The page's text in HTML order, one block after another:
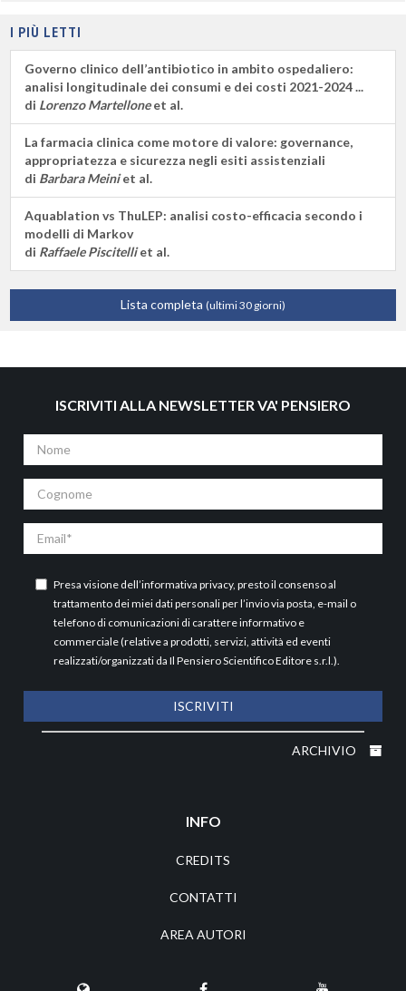
I PIÙ LETTI
Governo clinico dell’antibiotico in ambito ospedaliero:
analisi longitudinale dei consumi e dei costi 2021-2024 ...
di Lorenzo Martelloneet al.
La farmacia clinica come motore di valore: governance,
appropriatezza e sicurezza negli esiti assistenziali
di Barbara Meiniet al.
Aquablation vs ThuLEP: analisi costo-efficacia secondo i
modelli di Markov
di Raffaele Piscitelliet al.
Lista completa (ultimi 30 giorni)
ISCRIVITI ALLA NEWSLETTER VA' PENSIERO
Nome
Cognome
Email
Presa visione dell’informativa privacy, presto il consenso al
trattamento dei miei dati personali per l’invio via posta, e-mail o
telefono di comunicazioni di carattere informativo e
commerciale (relative a prodotti, servizi, attività ed eventi
realizzati/organizzati da Il Pensiero Scientifico Editore s.r.l.).
ISCRIVITI
ARCHIVIO
INFO
CREDITS
CONTATTI
AREA AUTORI